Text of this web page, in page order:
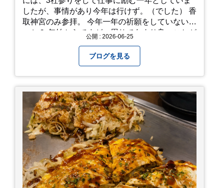
したが、事情があり今年は行けず。（でした） 香
取神宮のみ参拝。 今年一年の祈願をしていないせ
いか？ 年始からですが、周りであまり良いことが
から、あっという間に半年が過ぎやっとこさ。 3
日後のこと。不思議ですね。 気にかかる事1つ
目。友人の長期入院から退院の知らせあり！ 気に
かかる事2つ目。疎遠だった知人の訪問あり！ 気
にかかるetcが徐々に....。 気の持ちようと、タイ
ミングかもしれませんが。お宮参りはお薦めで
す。
公開 : 2026-06-25
ブログを見る